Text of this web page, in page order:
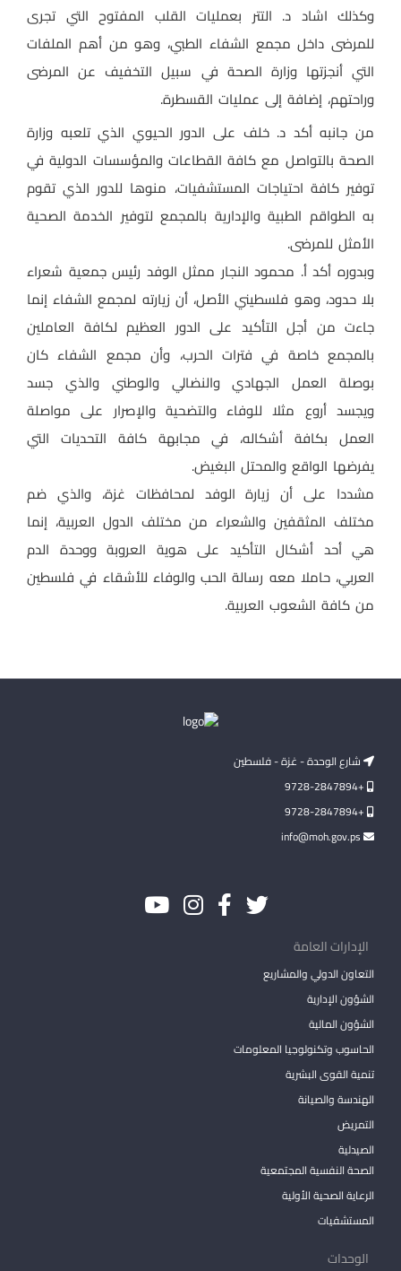
وكذلك اشاد د. التتر بعمليات القلب المفتوح التي تجرى
للمرضى داخل مجمع الشفاء الطبي، وهو من أهم الملفات
التي أنجزتها وزارة الصحة في سبيل التخفيف عن المرضى
وراحتهم، إضافة إلى عمليات القسطرة.
من جانبه أكد د. خلف على الدور الحيوي الذي تلعبه وزارة
الصحة بالتواصل مع كافة القطاعات والمؤسسات الدولية في
توفير كافة احتياجات المستشفيات، منوها للدور الذي تقوم
به الطواقم الطبية والإدارية بالمجمع لتوفير الخدمة الصحية
الأمثل للمرضى.
وبدوره أكد أ. محمود النجار ممثل الوفد رئيس جمعية شعراء
بلا حدود، وهو فلسطيني الأصل، أن زيارته لمجمع الشفاء إنما
جاءت من أجل التأكيد على الدور العظيم لكافة العاملين
بالمجمع خاصة في فترات الحرب، وأن مجمع الشفاء كان
بوصلة العمل الجهادي والنضالي والوطني والذي جسد
ويجسد أروع مثلا للوفاء والتضحية والإصرار على مواصلة
العمل بكافة أشكاله، في مجابهة كافة التحديات التي
يفرضها الواقع والمحتل البغيض.
مشددا على أن زيارة الوفد لمحافظات غزة، والذي ضم
مختلف المثقفين والشعراء من مختلف الدول العربية، إنما
هي أحد أشكال التأكيد على هوية العروبة ووحدة الدم
العربي، حاملا معه رسالة الحب والوفاء للأشقاء في فلسطين
من كافة الشعوب العربية.
شارع الوحدة - غزة - فلسطين
+9728-2847894
+9728-2847894
الإدارات العامة
التعاون الدولي والمشاريع
الشؤون الإدارية
الشؤون المالية
الحاسوب وتكنولوجيا المعلومات
تنمية القوى البشرية
الهندسة والصيانة
التمريض
الصيدلية
الصحة النفسية المجتمعية
الرعاية الصحية الأولية
المستشفيات
الوحدات